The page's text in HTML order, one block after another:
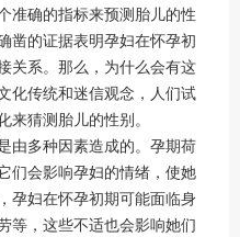
确的指标来预测胎儿的性
凿的证据表明孕妇在怀孕初
关系。那么，为什么会有这
化传统和迷信观念，人们试
猜测胎儿的性别。
由多种因素造成的。孕期荷
们会影响孕妇的情绪，使她
孕妇在怀孕初期可能面临身
等，这些不适也会影响她们